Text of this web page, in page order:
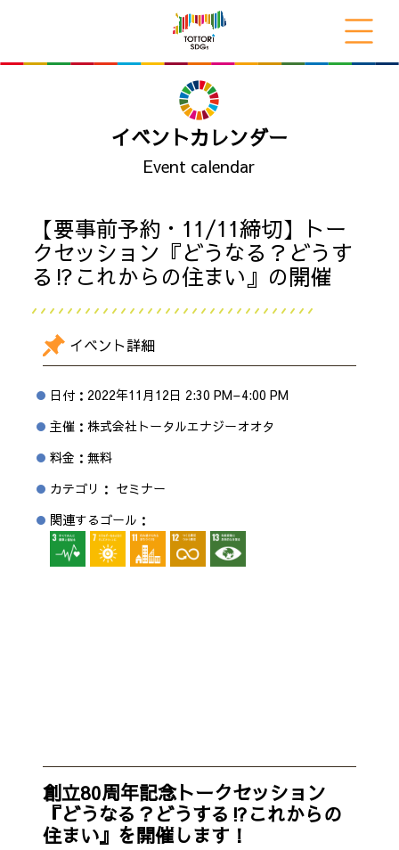
イベントカレンダー
Event calendar
【要事前予約・11/11締切】トー
クセッション『どうなる？どうす
る⁉これからの住まい』の開催
イベント詳細
日付： 2022年11月12日 2:30 PM–4:00 PM
主催：株式会社トータルエナジーオオタ
料金：無料
カテゴリ： セミナー
関連するゴール：
創立80周年記念トークセッション
『どうなる？どうする⁉これからの
住まい』を開催します！